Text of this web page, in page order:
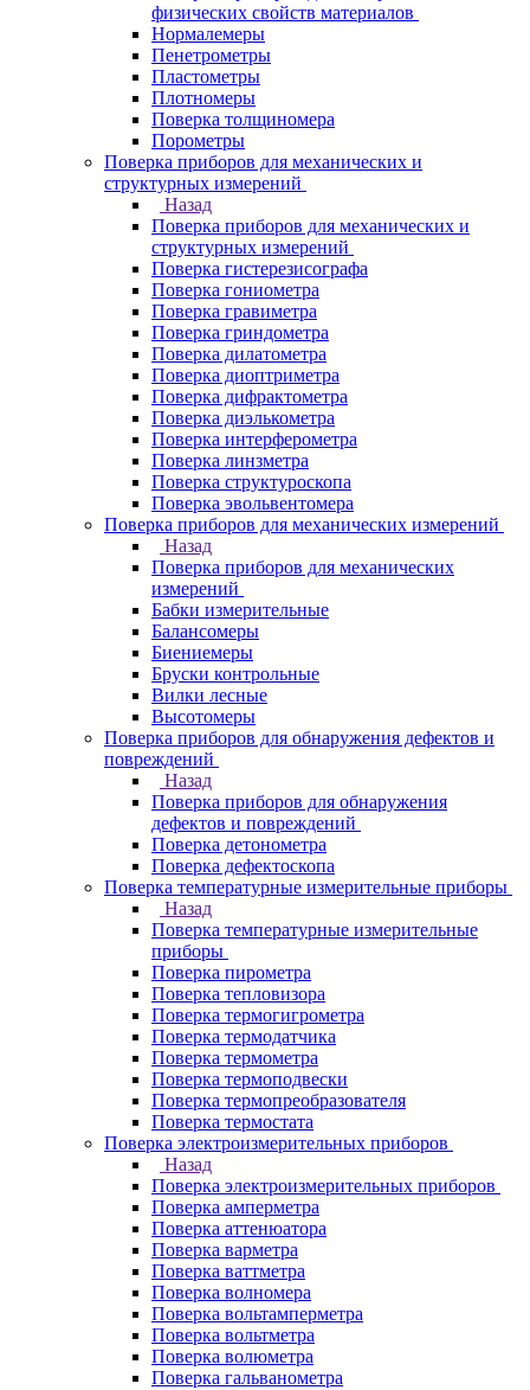
физических свойств материалов
Нормалемеры
Пенетрометры
Пластометры
Плотномеры
Поверка толщиномера
Порометры
Поверка приборов для механических и
структурных измерений
Назад
Поверка приборов для механических и
структурных измерений
Поверка гистерезисографа
Поверка гониометра
Поверка гравиметра
Поверка гриндометра
Поверка дилатометра
Поверка диоптриметра
Поверка дифрактометра
Поверка диэлькометра
Поверка интерферометра
Поверка линзметра
Поверка структуроскопа
Поверка эвольвентомера
Поверка приборов для механических измерений
Назад
Поверка приборов для механических
измерений
Бабки измерительные
Балансомеры
Биениемеры
Бруски контрольные
Вилки лесные
Высотомеры
Поверка приборов для обнаружения дефектов и
повреждений
Назад
Поверка приборов для обнаружения
дефектов и повреждений
Поверка детонометра
Поверка дефектоскопа
Поверка температурные измерительные приборы
Назад
Поверка температурные измерительные
приборы
Поверка пирометра
Поверка тепловизора
Поверка термогигрометра
Поверка термодатчика
Поверка термометра
Поверка термоподвески
Поверка термопреобразователя
Поверка термостата
Поверка электроизмерительных приборов
Назад
Поверка электроизмерительных приборов
Поверка амперметра
Поверка аттенюатора
Поверка варметра
Поверка ваттметра
Поверка волномера
Поверка вольтамперметра
Поверка вольтметра
Поверка волюметра
Поверка гальванометра